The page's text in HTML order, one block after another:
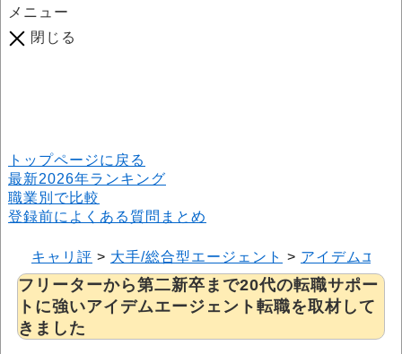
メニュー
閉じる
トップページに戻る
最新2026年ランキング
職業別で比較
登録前によくある質問まとめ
キャリ評 > 大手/総合型エージェント > アイデムエー
フリーターから第二新卒まで20代の転職サポー
トに強いアイデムエージェント転職を取材して
きました